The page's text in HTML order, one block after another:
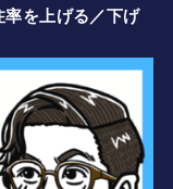
を上げる／下げ